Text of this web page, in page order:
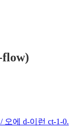
flow)
에 d-이런 ct-1-0.